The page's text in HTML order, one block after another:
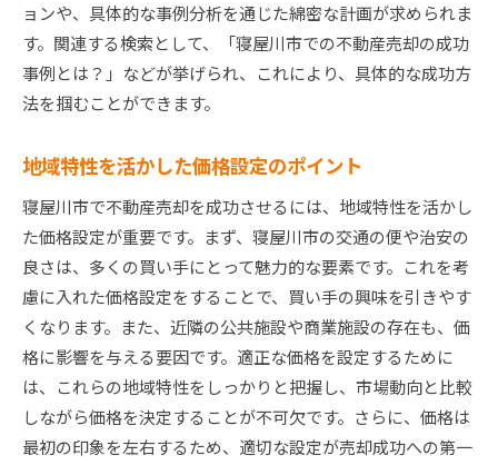
ョンや、具体的な事例分析を通じた綿密な計画が求められま
す。関連する検索として、「寝屋川市での不動産売却の成功
事例とは？」などが挙げられ、これにより、具体的な成功方
法を掴むことができます。
地域特性を活かした価格設定のポイント
寝屋川市で不動産売却を成功させるには、地域特性を活かし
た価格設定が重要です。まず、寝屋川市の交通の便や治安の
良さは、多くの買い手にとって魅力的な要素です。これを考
慮に入れた価格設定をすることで、買い手の興味を引きやす
くなります。また、近隣の公共施設や商業施設の存在も、価
格に影響を与える要因です。適正な価格を設定するために
は、これらの地域特性をしっかりと把握し、市場動向と比較
しながら価格を決定することが不可欠です。さらに、価格は
最初の印象を左右するため、適切な設定が売却成功への第一